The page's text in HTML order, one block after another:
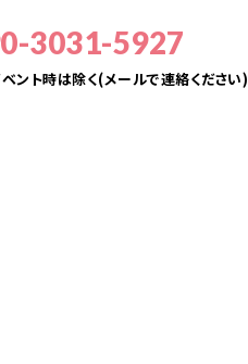
3031-5927
ント時は除く(メールで連絡ください)